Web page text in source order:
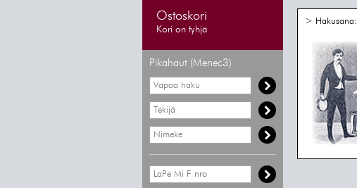
Ostoskori
Kori on tyhjä
Pikahaut (Menec3)
> Hakusana: